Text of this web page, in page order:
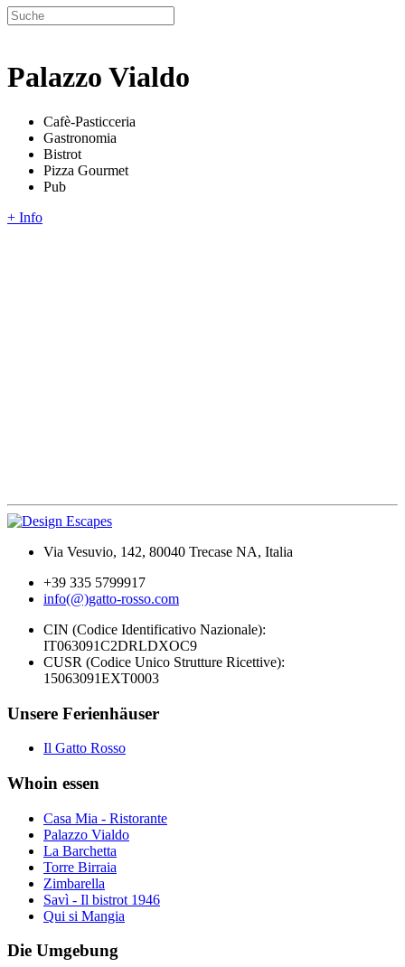
Palazzo Vialdo
Cafè-Pasticceria
Gastronomia
Bistrot
Pizza Gourmet
Pub
+ Info
Via Vesuvio, 142, 80040 Trecase NA, Italia
+39 335 5799917
info(@)gatto-rosso.com
CIN (Codice Identificativo Nazionale):
IT063091C2DRLDXOC9
CUSR (Codice Unico Strutture Ricettive):
15063091EXT0003
Unsere Ferienhäuser
Il Gatto Rosso
Whoin essen
Casa Mia - Ristorante
Palazzo Vialdo
La Barchetta
Torre Birraia
Zimbarella
Savì - Il bistrot 1946
Qui si Mangia
Die Umgebung